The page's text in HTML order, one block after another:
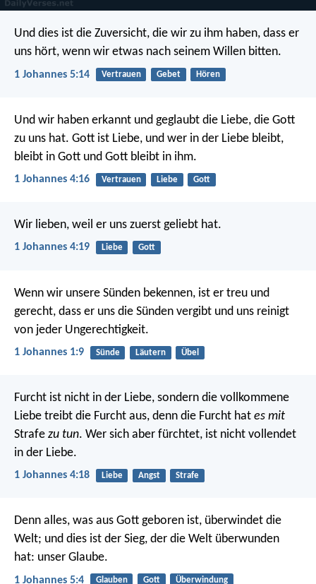
Und dies ist die Zuversicht, die wir zu ihm haben, dass er
uns hört, wenn wir etwas nach seinem Willen bitten.
1 Johannes 5:14 Vertrauen Gebet Hören
Und wir haben erkannt und geglaubt die Liebe, die Gott
zu uns hat. Gott ist Liebe, und wer in der Liebe bleibt,
bleibt in Gott und Gott bleibt in ihm.
1 Johannes 4:16 Vertrauen Liebe Gott
Wir lieben, weil er uns zuerst geliebt hat.
1 Johannes 4:19 Liebe Gott
Wenn wir unsere Sünden bekennen, ist er treu und
gerecht, dass er uns die Sünden vergibt und uns reinigt
von jeder Ungerechtigkeit.
1 Johannes 1:9 Sünde Läutern Übel
Furcht ist nicht in der Liebe, sondern die vollkommene
Liebe treibt die Furcht aus, denn die Furcht hat es mit
Strafe zu tun. Wer sich aber fürchtet, ist nicht vollendet
in der Liebe.
1 Johannes 4:18 Liebe Angst Strafe
Denn alles, was aus Gott geboren ist, überwindet die
Welt; und dies ist der Sieg, der die Welt überwunden
hat: unser Glaube.
1 Johannes 5:4 Glauben Gott Überwindung